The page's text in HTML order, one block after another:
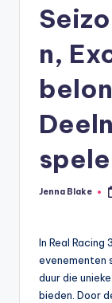
n,
Posted
Jenna Blake
In Real
evenementen
duur die
bieden. Door